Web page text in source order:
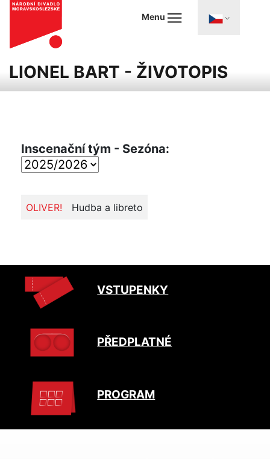
Menu
LIONEL BART - ŽIVOTOPIS
Inscenační tým - Sezóna:
OLIVER! Hudba a libreto
VSTUPENKY
PŘEDPLATNÉ
PROGRAM